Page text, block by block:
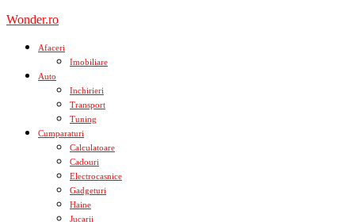
Skip
content
Wonder.ro
Afaceri
Imobiliare
Auto
Inchirieri
Transport
Tuning
Cumparaturi
Calculatoare
Cadouri
Electrocasnice
Gadgeturi
Haine
Jucarii